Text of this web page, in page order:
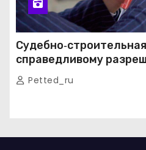
справедливому
строительных споров
Petted_ru